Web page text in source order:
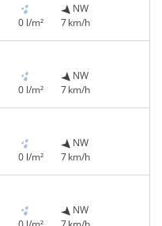
0 l/m²
NW
7 km/h
0 l/m²
NW
7 km/h
0 l/m²
NW
7 km/h
NW